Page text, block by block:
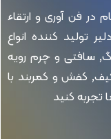
فن آوری و ارتقاء
تولید کننده انواع
سافتی و چرم رویه
کفش و کمربند با
کنید